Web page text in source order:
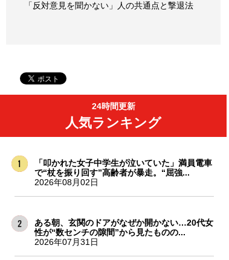
「反対意見を聞かない」人の共通点と撃退法
24時間更新
人気ランキング
「叩かれた女子中学生が泣いていた」満員電車
で“杖を振り回す”高齢者が暴走。“屈強...
2026年08月02日
ある朝、玄関のドアがなぜか開かない…20代女
性が“数センチの隙間”から見たものの...
2026年07月31日